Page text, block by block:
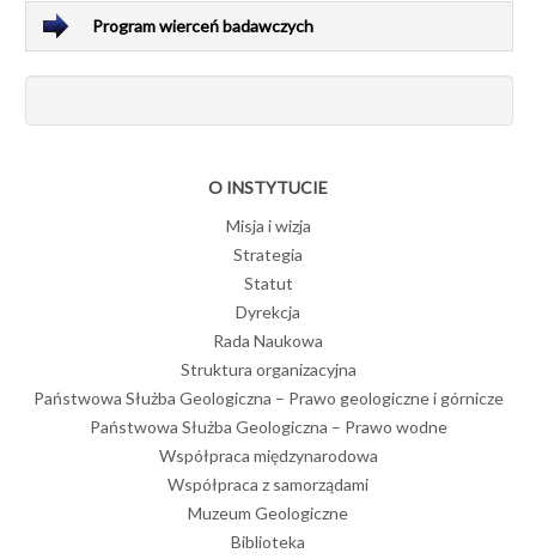
Program wierceń badawczych
O INSTYTUCIE
Misja i wizja
Strategia
Statut
Dyrekcja
Rada Naukowa
Struktura organizacyjna
Państwowa Służba Geologiczna – Prawo geologiczne i górnicze
Państwowa Służba Geologiczna – Prawo wodne
Współpraca międzynarodowa
Współpraca z samorządami
Muzeum Geologiczne
Biblioteka